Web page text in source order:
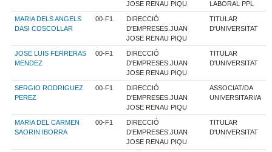
JOSE RENAU PIQU
LABORAL PPL
MARIA DELS ANGELS
DASI COSCOLLAR
00-F1
DIRECCIÓ
D'EMPRESES.JUAN
JOSE RENAU PIQU
TITULAR
D'UNIVERSITAT
JOSE LUIS FERRERAS
MENDEZ
00-F1
DIRECCIÓ
D'EMPRESES.JUAN
JOSE RENAU PIQU
TITULAR
D'UNIVERSITAT
SERGIO RODRIGUEZ
PEREZ
00-F1
DIRECCIÓ
D'EMPRESES.JUAN
JOSE RENAU PIQU
ASSOCIAT/DA
UNIVERSITARI/A
MARIA DEL CARMEN
SAORIN IBORRA
00-F1
DIRECCIÓ
D'EMPRESES.JUAN
JOSE RENAU PIQU
TITULAR
D'UNIVERSITAT